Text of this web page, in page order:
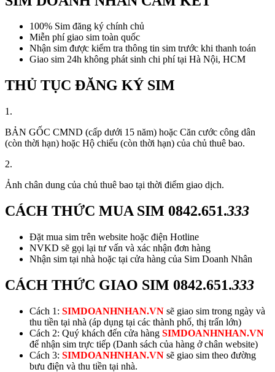
100% Sim đăng ký chính chủ
Miễn phí giao sim toàn quốc
Nhận sim được kiểm tra thông tin sim trước khi thanh toán
Giao sim 24h không phát sinh chi phí tại Hà Nội, HCM
THỦ TỤC ĐĂNG KÝ SIM
1.
BẢN GỐC CMND (cấp dưới 15 năm) hoặc Căn cước công dân
(còn thời hạn) hoặc Hộ chiếu (còn thời hạn) của chủ thuê bao.
2.
Ảnh chân dung của chủ thuê bao tại thời điểm giao dịch.
CÁCH THỨC MUA SIM 0842.651.333
Đặt mua sim trên website hoặc điện Hotline
NVKD sẽ gọi lại tư vấn và xác nhận đơn hàng
Nhận sim tại nhà hoặc tại cửa hàng của Sim Doanh Nhân
CÁCH THỨC GIAO SIM 0842.651.333
Cách 1: SIMDOANHNHAN.VN sẽ giao sim trong ngày và
thu tiền tại nhà (áp dụng tại các thành phố, thị trấn lớn)
Cách 2: Quý khách đến cửa hàng SIMDOANHNHAN.VN
để nhận sim trực tiếp (Danh sách của hàng ở chân website)
Cách 3: SIMDOANHNHAN.VN sẽ giao sim theo đường
bưu điện và thu tiền tại nhà.